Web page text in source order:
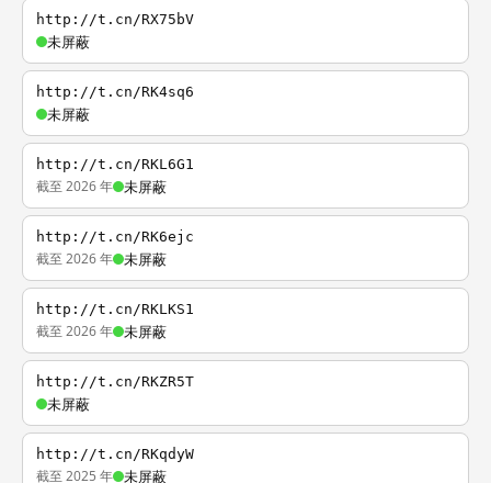
http://t.cn/RX75bV
未屏蔽
http://t.cn/RK4sq6
未屏蔽
http://t.cn/RKL6G1
截至 2026 年 未屏蔽
http://t.cn/RK6ejc
截至 2026 年 未屏蔽
http://t.cn/RKLKS1
截至 2026 年 未屏蔽
http://t.cn/RKZR5T
未屏蔽
http://t.cn/RKqdyW
截至 2025 年 未屏蔽